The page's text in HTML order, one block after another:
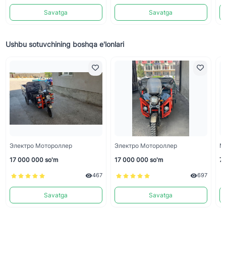
Savatga Savatga
Ushbu sotuvchining boshqa e'lonlari
Электро Мотороллер
17 000 000 so'm
467
Savatga
Электро Мотороллер
17 000 000 so'm
697
Savatga
7